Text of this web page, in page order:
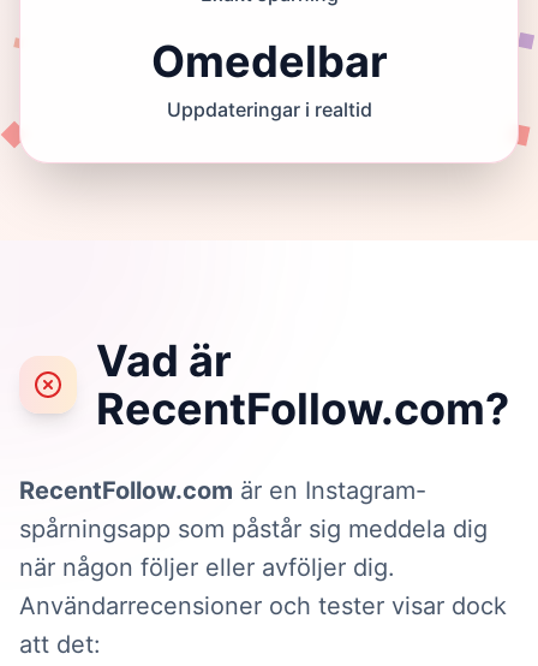
Omedelbar
Uppdateringar i realtid
Vad är
RecentFollow.com?
RecentFollow.com är en Instagram-
spårningsapp som påstår sig meddela dig
när någon följer eller avföljer dig.
Användarrecensioner och tester visar dock
att det: